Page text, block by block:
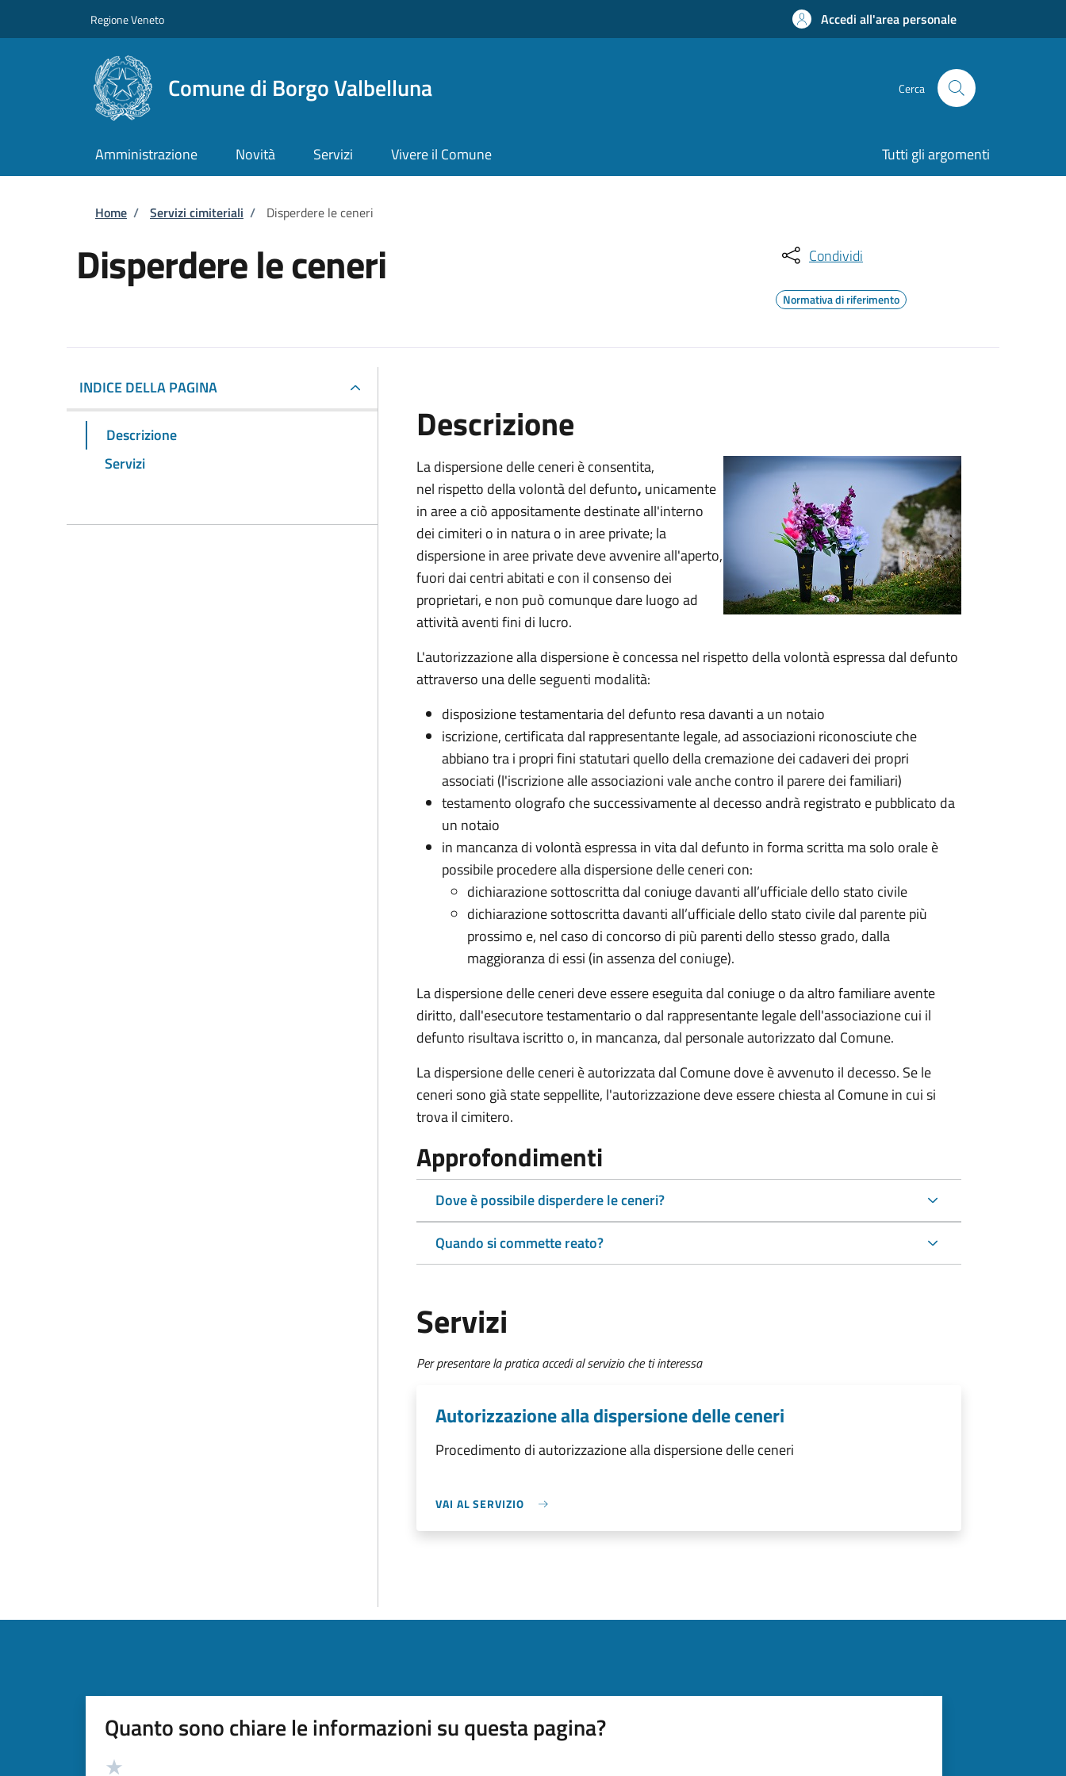
Regione Veneto Accedi all'area personale
Comune di Borgo Valbelluna Cerca
Amministrazione Novità Servizi Vivere il Comune Tutti gli argomenti
Briciole di pane
Home / Servizi cimiteriali / Disperdere le ceneri
Disperdere le ceneri Condividi
Normativa di riferimento
INDICE DELLA PAGINA
Descrizione
Servizi
Descrizione
La dispersione delle ceneri è consentita,
nel rispetto della volontà del defunto, unicamente
in aree a ciò appositamente destinate all'interno
dei cimiteri o in natura o in aree private; la
dispersione in aree private deve avvenire all'aperto,
fuori dai centri abitati e con il consenso dei
proprietari, e non può comunque dare luogo ad
attività aventi fini di lucro.
L'autorizzazione alla dispersione è concessa nel rispetto della volontà espressa dal defunto
attraverso una delle seguenti modalità:
disposizione testamentaria del defunto resa davanti a un notaio
iscrizione, certificata dal rappresentante legale, ad associazioni riconosciute che
abbiano tra i propri fini statutari quello della cremazione dei cadaveri dei propri
associati (l'iscrizione alle associazioni vale anche contro il parere dei familiari)
testamento olografo che successivamente al decesso andrà registrato e pubblicato da
un notaio
in mancanza di volontà espressa in vita dal defunto in forma scritta ma solo orale è
possibile procedere alla dispersione delle ceneri con:
dichiarazione sottoscritta dal coniuge davanti all’ufficiale dello stato civile
dichiarazione sottoscritta davanti all’ufficiale dello stato civile dal parente più
prossimo e, nel caso di concorso di più parenti dello stesso grado, dalla
maggioranza di essi (in assenza del coniuge).
La dispersione delle ceneri deve essere eseguita dal coniuge o da altro familiare avente
diritto, dall'esecutore testamentario o dal rappresentante legale dell'associazione cui il
defunto risultava iscritto o, in mancanza, dal personale autorizzato dal Comune.
La dispersione delle ceneri è autorizzata dal Comune dove è avvenuto il decesso. Se le
ceneri sono già state seppellite, l'autorizzazione deve essere chiesta al Comune in cui si
trova il cimitero.
Approfondimenti
Dove è possibile disperdere le ceneri?
Quando si commette reato?
Servizi
Per presentare la pratica accedi al servizio che ti interessa
Autorizzazione alla dispersione delle ceneri
Procedimento di autorizzazione alla dispersione delle ceneri
VAI AL SERVIZIO
Quanto sono chiare le informazioni su questa pagina?
Valutazione